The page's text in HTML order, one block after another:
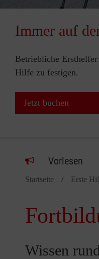
Immer auf
Betriebliche
Hilfe zu festigen.
Jetzt buchen
Vorlesen
Startseite Erste
Wissen